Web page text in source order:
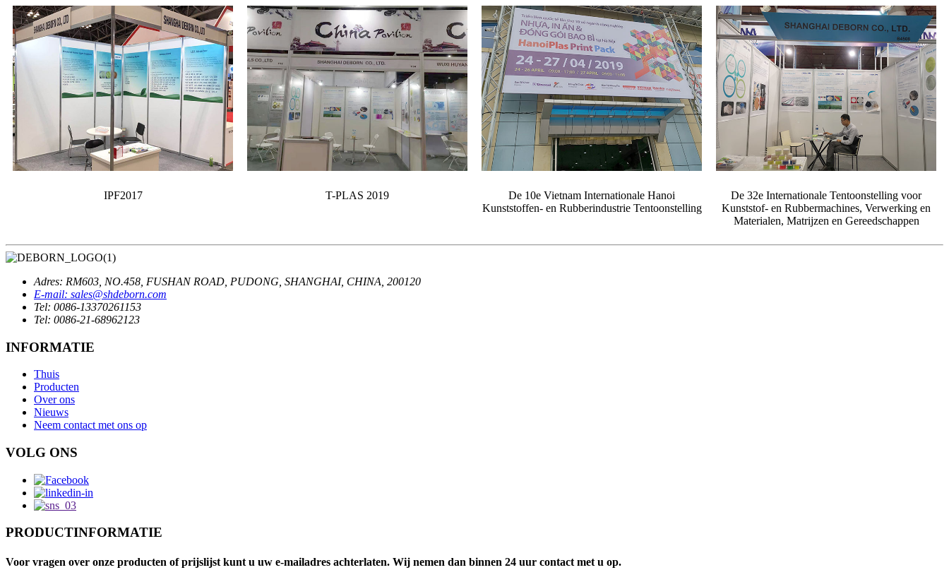
IPF2017 T-PLAS 2019
De 10e Vietnam Internationale Hanoi
Kunststoffen- en Rubberindustrie Tentoonstelling
De 32e Internationale Tentoonstelling voor
Kunststof- en Rubbermachines, Verwerking en
Materialen, Matrijzen en Gereedschappen
Adres: RM603, NO.458, FUSHAN ROAD, PUDONG, SHANGHAI, CHINA, 200120
E-mail: sales@shdeborn.com
Tel: 0086-13370261153
Tel: 0086-21-68962123
INFORMATIE
Thuis
Producten
Over ons
Nieuws
Neem contact met ons op
VOLG ONS
PRODUCTINFORMATIE
Voor vragen over onze producten of prijslijst kunt u uw e-mailadres achterlaten. Wij nemen dan binnen 24 uur contact met u op.